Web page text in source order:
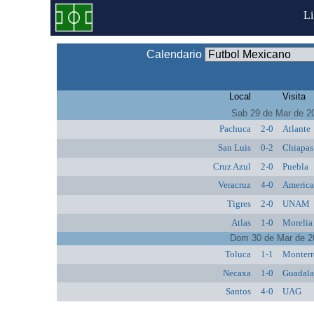
Calendario
Local Visita
Sab 29 de Mar de
Pachuca
2-0 Atlante
San Luis
0-2 Chiapas
Cruz Azul
2-0 Puebla
Veracruz
4-0 America
Tigres
2-0 UNAM
Atlas
1-0 Morelia
Dom 30 de Mar de
Toluca
1-1
Necaxa
1-0
Santos
4-0 UAG